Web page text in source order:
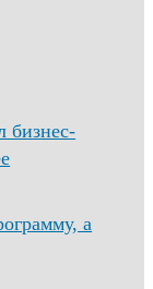
бизнес-
а